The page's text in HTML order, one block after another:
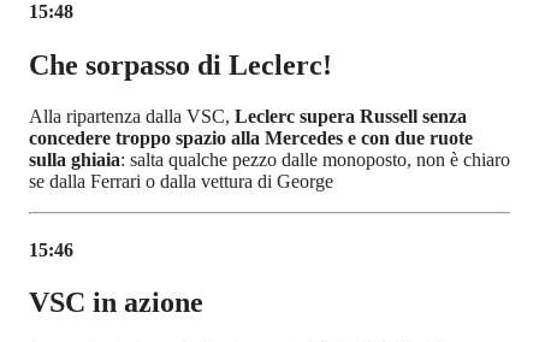
15:48
Che sorpasso di Leclerc!
Alla ripartenza dalla VSC, Leclerc supera Russell senza
concedere troppo spazio alla Mercedes e con due ruote
sulla ghiaia: salta qualche pezzo dalle monoposto, non è chiaro
se dalla Ferrari o dalla vettura di George
15:46
VSC in azione